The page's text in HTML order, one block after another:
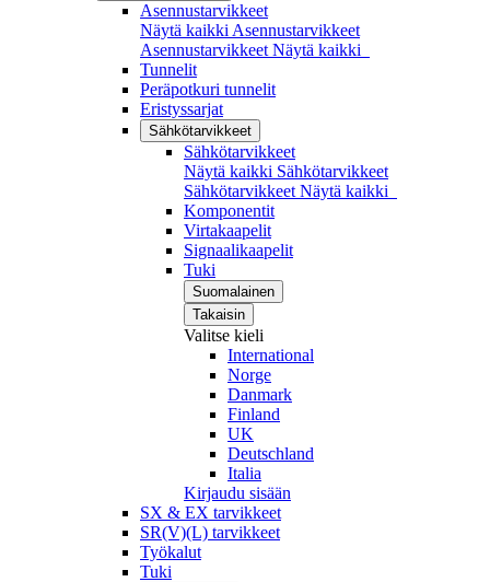
Asennustarvikkeet
Näytä kaikki Asennustarvikkeet
Asennustarvikkeet Näytä kaikki
Tunnelit
Peräpotkuri tunnelit
Eristyssarjat
Sähkötarvikkeet
Sähkötarvikkeet
Näytä kaikki Sähkötarvikkeet
Sähkötarvikkeet Näytä kaikki
Komponentit
Virtakaapelit
Signaalikaapelit
Tuki
Suomalainen
Takaisin
Valitse kieli
International
Norge
Danmark
Finland
UK
Deutschland
Italia
Kirjaudu sisään
SX & EX tarvikkeet
SR(V)(L) tarvikkeet
Työkalut
Tuki